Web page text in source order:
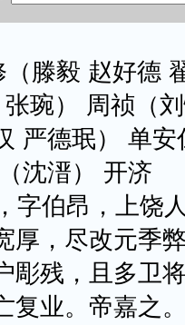
毅 赵好德 翟
琬） 周祯（
严德珉） 单
沈溍） 开济
伯昂，上饶人
厚，尽改元季
彫残，且多卫
复业。帝嘉之。